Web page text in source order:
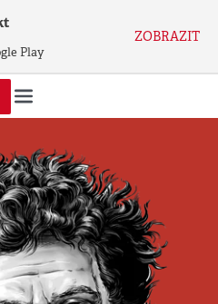
Play
ZOBRAZIT